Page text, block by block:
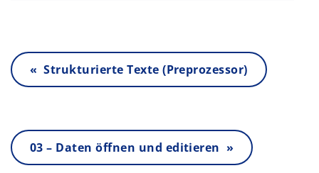
« Strukturierte Texte (Preprozessor)
03 – Daten öffnen und editieren »